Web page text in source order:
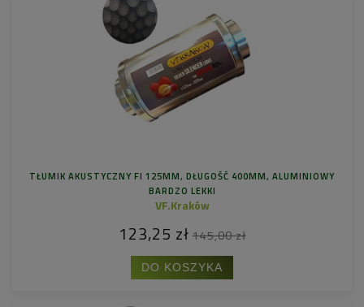
TŁUMIK AKUSTYCZNY FI 125MM, DŁUGOŚĆ 400MM, ALUMINIOWY
BARDZO LEKKI
VF.Kraków
123,25 zł 145,00 zł
DO KOSZYKA